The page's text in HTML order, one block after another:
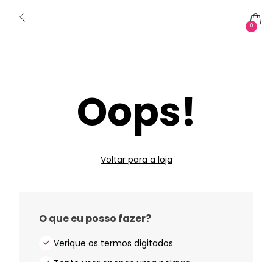
0
Oops!
Voltar para a loja
O que eu posso fazer?
Verique os termos digitados